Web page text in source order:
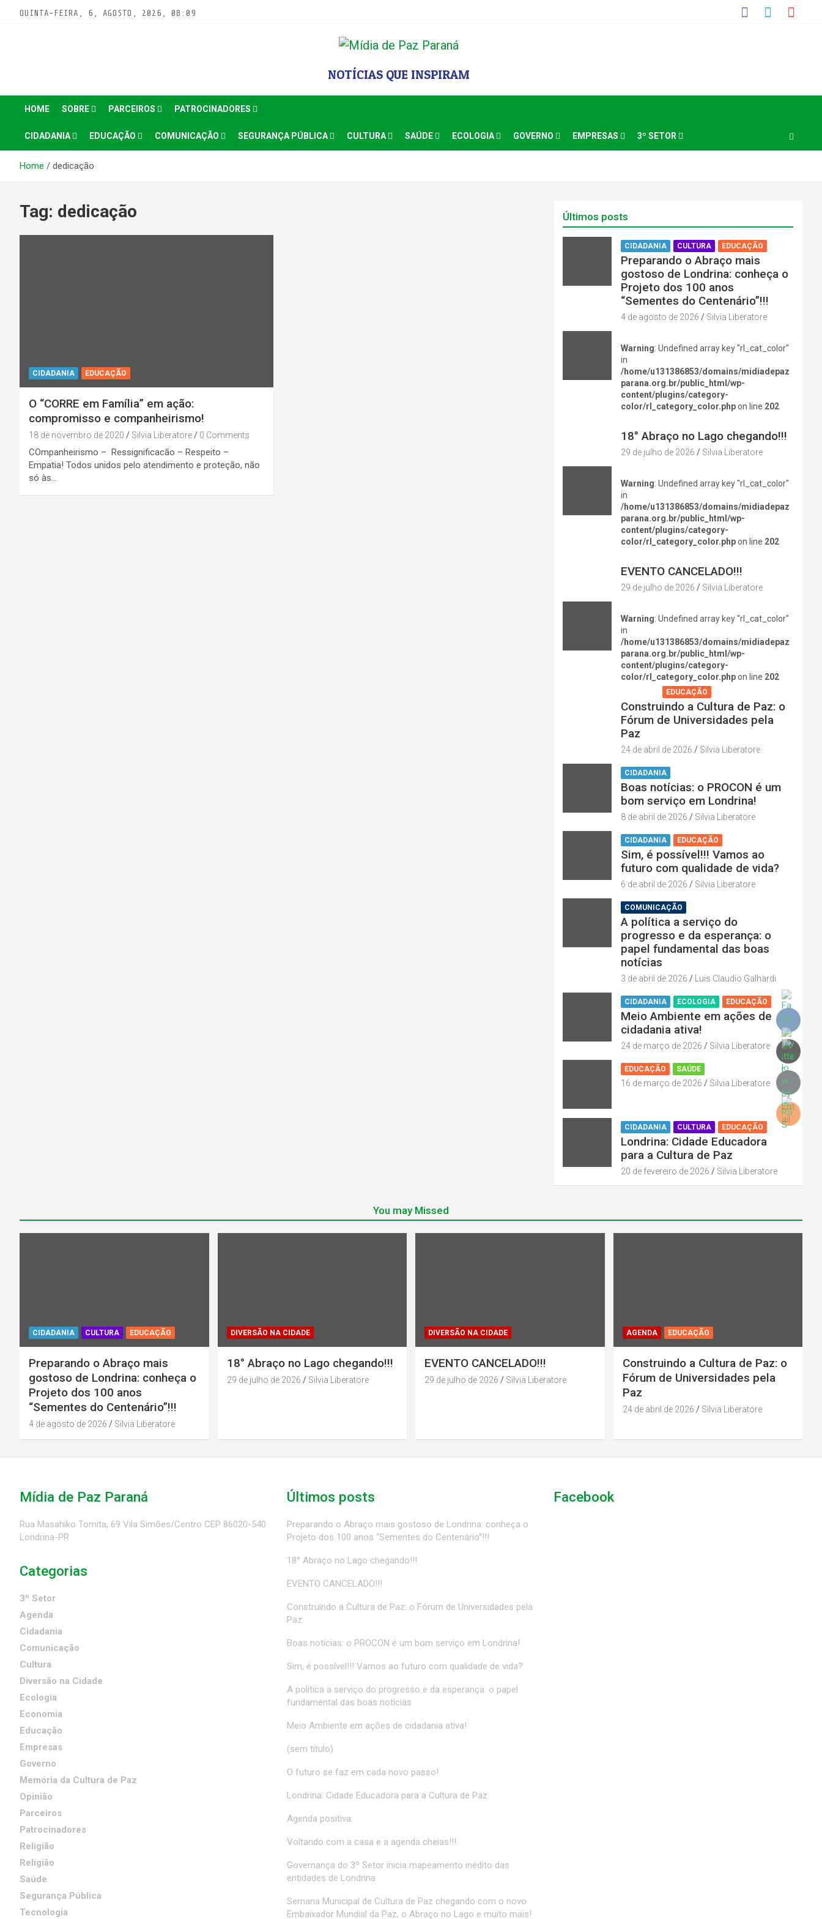
QUINTA-FEIRA, 6, AGOSTO, 2026, 08:09
NOTÍCIAS QUE INSPIRAM
HOME SOBRE PARCEIROS PATROCINADORES
CIDADANIA EDUCAÇÃO COMUNICAÇÃO SEGURANÇA PÚBLICA CULTURA SAÚDE ECOLOGIA GOVERNO EMPRESAS 3º SETOR
Home dedicação
Tag: dedicação
CIDADANIA EDUCAÇÃO
O “CORRE em Família” em ação:
compromisso e companheirismo!
18 de novembro de 2020 Silvia Liberatore 0 Comments
COmpanheirismo – Ressignificacão – Respeito –
Empatia! Todos unidos pelo atendimento e proteção, não
só às…
Últimos posts
CIDADANIA CULTURA EDUCAÇÃO
Preparando o Abraço mais
gostoso de Londrina: conheça o
Projeto dos 100 anos
“Sementes do Centenário”!!!
4 de agosto de 2026 Silvia Liberatore
Warning: Undefined array key "rl_cat_color"
in
/home/u131386853/domains/midiadepaz
parana.org.br/public_html/wp-
content/plugins/category-
color/rl_category_color.phpon line 202
18° Abraço no Lago chegando!!!
29 de julho de 2026 Silvia Liberatore
Warning: Undefined array key "rl_cat_color"
in
/home/u131386853/domains/midiadepaz
parana.org.br/public_html/wp-
content/plugins/category-
color/rl_category_color.phpon line 202
EVENTO CANCELADO!!!
29 de julho de 2026 Silvia Liberatore
Warning: Undefined array key "rl_cat_color"
in
/home/u131386853/domains/midiadepaz
parana.org.br/public_html/wp-
content/plugins/category-
color/rl_category_color.phpon line 202
EDUCAÇÃO
Construindo a Cultura de Paz: o
Fórum de Universidades pela
Paz
24 de abril de 2026 Silvia Liberatore
CIDADANIA
Boas notícias: o PROCON é um
bom serviço em Londrina!
8 de abril de 2026 Silvia Liberatore
CIDADANIA EDUCAÇÃO
Sim, é possível!!! Vamos ao
futuro com qualidade de vida?
6 de abril de 2026 Silvia Liberatore
COMUNICAÇÃO
A política a serviço do
progresso e da esperança: o
papel fundamental das boas
notícias
3 de abril de 2026 Luis Claudio Galhardi
CIDADANIA ECOLOGIA EDUCAÇÃO
Meio Ambiente em ações de
cidadania ativa!
24 de março de 2026 Silvia Liberatore
EDUCAÇÃO SAÚDE
16 de março de 2026 Silvia Liberatore
CIDADANIA CULTURA EDUCAÇÃO
Londrina: Cidade Educadora
para a Cultura de Paz
20 de fevereiro de 2026 Silvia Liberatore
You may Missed
CIDADANIA CULTURA EDUCAÇÃO
Preparando o Abraço mais
gostoso de Londrina: conheça o
Projeto dos 100 anos
“Sementes do Centenário”!!!
4 de agosto de 2026 Silvia Liberatore
DIVERSÃO NA CIDADE
18° Abraço no Lago chegando!!!
29 de julho de 2026 Silvia Liberatore
DIVERSÃO NA CIDADE
EVENTO CANCELADO!!!
29 de julho de 2026 Silvia Liberatore
AGENDA EDUCAÇÃO
Construindo a Cultura de Paz: o
Fórum de Universidades pela
Paz
24 de abril de 2026 Silvia Liberatore
Mídia de Paz Paraná
Rua Masahiko Tomita, 69 Vila Simões/Centro CEP 86020-540
Londrina-PR
Categorias
3º Setor
Agenda
Cidadania
Comunicação
Cultura
Diversão na Cidade
Ecologia
Economia
Educação
Empresas
Governo
Memória da Cultura de Paz
Opinião
Parceiros
Patrocinadores
Religião
Religião
Saúde
Segurança Pública
Tecnologia
Últimos posts
Preparando o Abraço mais gostoso de Londrina: conheça o
Projeto dos 100 anos “Sementes do Centenário”!!!
18° Abraço no Lago chegando!!!
EVENTO CANCELADO!!!
Construindo a Cultura de Paz: o Fórum de Universidades pela
Paz
Boas notícias: o PROCON é um bom serviço em Londrina!
Sim, é possível!!! Vamos ao futuro com qualidade de vida?
A política a serviço do progresso e da esperança: o papel
fundamental das boas notícias
Meio Ambiente em ações de cidadania ativa!
(sem título)
O futuro se faz em cada novo passo!
Londrina: Cidade Educadora para a Cultura de Paz
Agenda positiva:
Voltando com a casa e a agenda cheias!!!
Governança do 3º Setor inicia mapeamento inédito das
entidades de Londrina
Semana Municipal de Cultura de Paz chegando com o novo
Embaixador Mundial da Paz, o Abraço no Lago e muito mais!
Facebook